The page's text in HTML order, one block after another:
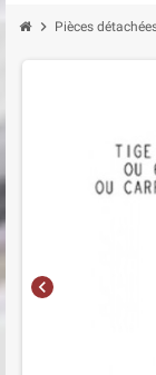
chevron_right Pièces
chevron_left